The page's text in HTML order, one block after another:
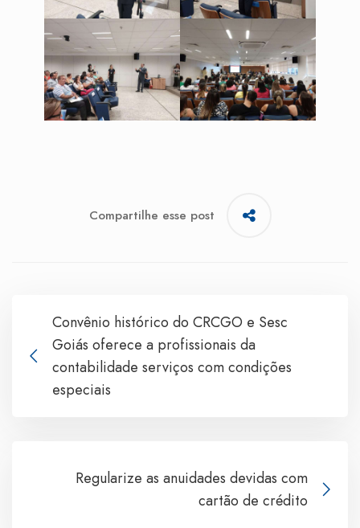
Compartilhe esse post
Convênio histórico do CRCGO e Sesc
Goiás oferece a profissionais da
contabilidade serviços com condições
especiais
Regularize as anuidades devidas com
cartão de crédito